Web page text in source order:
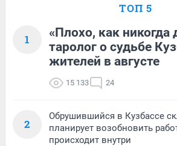
ТОП 5
1
«Плохо, как никогда
таролог о судьбе
жителей в августе
15 133 24
2
Обрушившийся в Кузбассе
планирует возобновить
происходит внутри